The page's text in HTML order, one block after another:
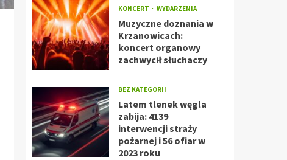
KONCERT WYDARZENIA
Muzyczne doznania w
Krzanowicach:
koncert organowy
zachwycił słuchaczy
BEZ KATEGORII
Latem tlenek węgla
zabija: 4139
interwencji straży
pożarnej i 56 ofiar w
2023 roku